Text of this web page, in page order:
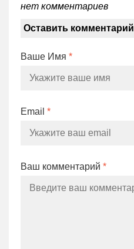
нет комментариев
Оставить комментарий
Ваше Имя *
Email *
Ваш комментарий *